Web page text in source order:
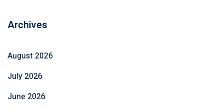
Archives
August 2026
July 2026
June 2026